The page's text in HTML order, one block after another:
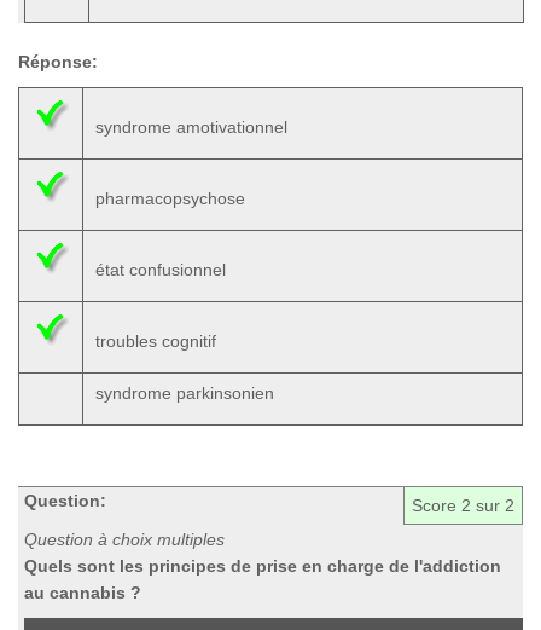
Réponse:
syndrome amotivationnel
pharmacopsychose
état confusionnel
troubles cognitif
syndrome parkinsonien
Score 2 sur 2
Question:
Question à choix multiples
Quels sont les principes de prise en charge de l'addiction
au cannabis ?